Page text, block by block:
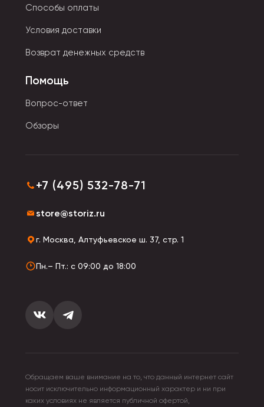
Способы оплаты
Условия доставки
Возврат денежных средств
Помощь
Вопрос-ответ
Обзоры
+7 (495) 532-78-71
store@storiz.ru
г. Москва, Алтуфьевское ш. 37, стр. 1
Пн.– Пт.: с 09:00 до 18:00
Обращаем ваше внимание на то, что данный интернет сайт
носит исключительно информационный характер и ни при
каких условиях не является публичной офертой,